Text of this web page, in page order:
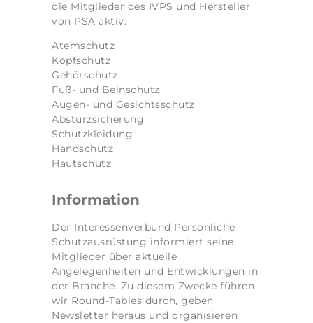
die Mitglieder des IVPS und Hersteller
von PSA aktiv:
Atemschutz
Kopfschutz
Gehörschutz
Fuß- und Beinschutz
Augen- und Gesichtsschutz
Absturzsicherung
Schutzkleidung
Handschutz
Hautschutz
Information
Der Interessenverbund Persönliche
Schutzausrüstung informiert seine
Mitglieder über aktuelle
Angelegenheiten und Entwicklungen in
der Branche. Zu diesem Zwecke führen
wir Round-Tables durch, geben
Newsletter heraus und organisieren